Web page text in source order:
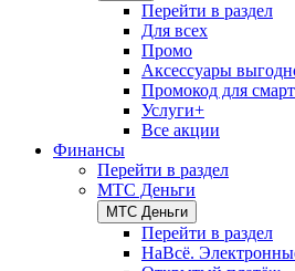
Перейти в раздел
Для всех
Промо
Аксессуары
Промокод для
Услуги+
Все акции
Финансы
Перейти в раздел
МТС Деньги
МТС Деньги
Перейти в раздел
НаВсё.